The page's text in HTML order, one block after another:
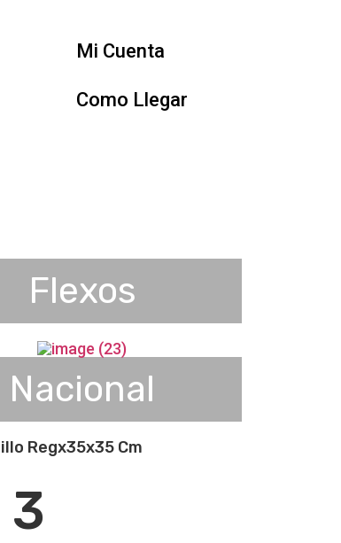
Mi Cuenta
Como Llegar
Flexos
Nacional
Regx35x35 Cm